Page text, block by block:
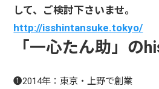
して、ご検討下さいませ。
http://isshintansuke.tokyo/
「一心たん助」の
❶2014年：東京・上野で創業